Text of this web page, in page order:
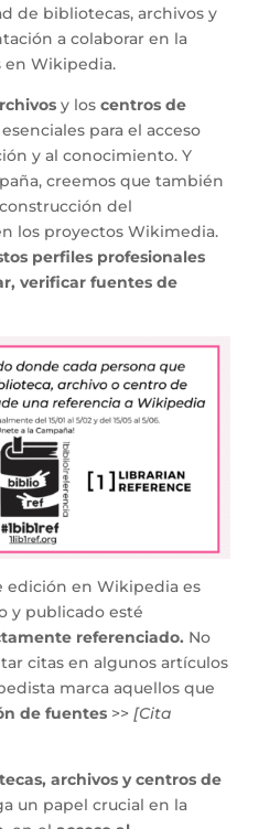
de bibliotecas, archivos y
a colaborar en la
en Wikipedia.
y los centros de
para el acceso
y al conocimiento. Y
creemos que también
del
los proyectos Wikimedia.
perfiles profesionales
verificar fuentes de
edición en Wikipedia es
y publicado esté
referenciado. No
citas en algunos artículos
marca aquellos que
de fuentes>> [Cita
archivos y centros de
un papel crucial en la